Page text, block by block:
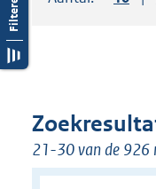
21-30 van de 926